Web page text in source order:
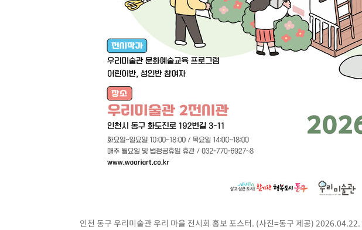
[속보]종합특검, '관저이전 봐주기 감사' 유병호 구속기소
민주 콩고 에볼라환자 4천명 돌파, 4053명 발생 1850명 사망
인천 동구 우리미술관 우리 마을 전시회 홍보 포스터. (사진=동구 제공) 2026.04.22.